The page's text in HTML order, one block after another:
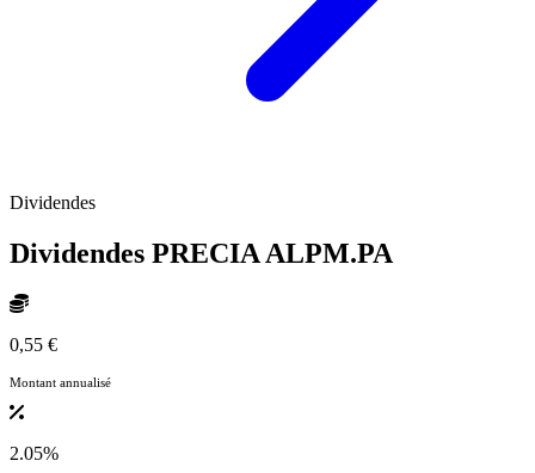
Dividendes
Dividendes PRECIA ALPM.PA
0,55 €
Montant annualisé
2.05%